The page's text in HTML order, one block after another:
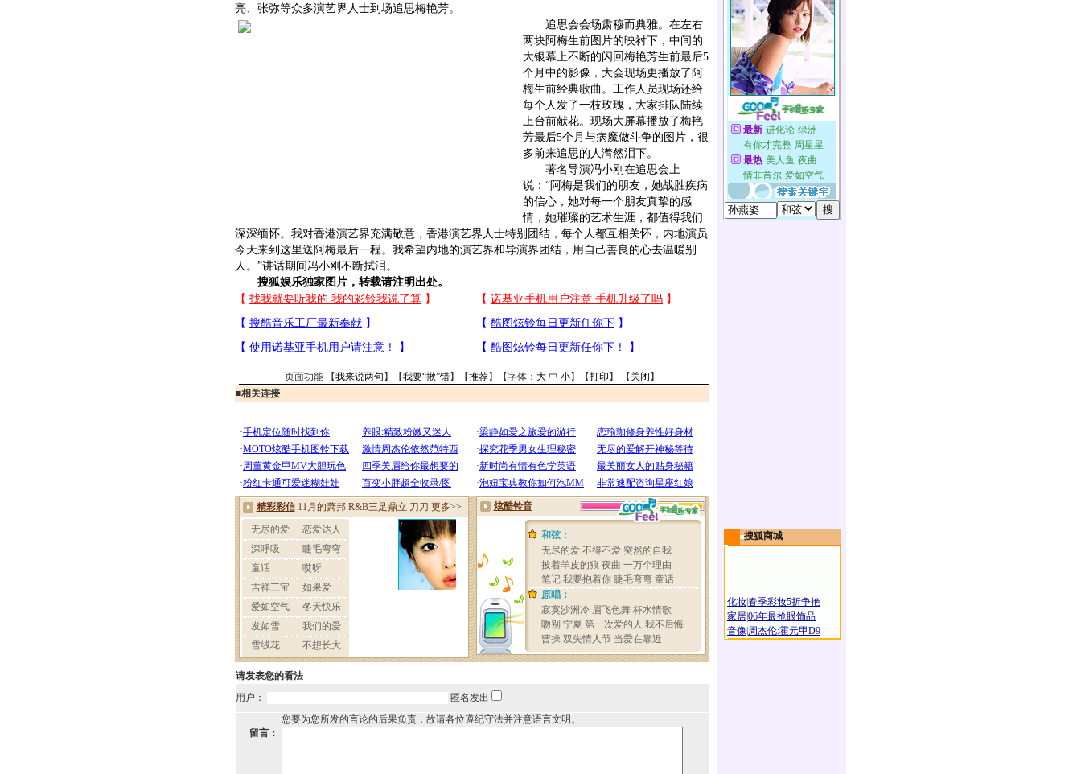
亮、张弥等众多演艺界人士到场追思梅艳芳。
追思会会场肃穆而典雅。在左右
两块阿梅生前图片的映衬下，中间的
大银幕上不断的闪回梅艳芳生前最后5
个月中的影像，大会现场更播放了阿
梅生前经典歌曲。工作人员现场还给
每个人发了一枝玫瑰，大家排队陆续
上台前献花。现场大屏幕播放了梅艳
芳最后5个月与病魔做斗争的图片，很
多前来追思的人潸然泪下。
著名导演冯小刚在追思会上
说：“阿梅是我们的朋友，她战胜疾病
的信心，她对每一个朋友真挚的感
情，她璀璨的艺术生涯，都值得我们
深深缅怀。我对香港演艺界充满敬意，香港演艺界人士特别团结，每个人都互相关怀，内地演员
今天来到这里送阿梅最后一程。我希望内地的演艺界和导演界团结，用自己善良的心去温暖别
人。”讲话期间冯小刚不断拭泪。
搜狐娱乐独家图片，转载请注明出处。
页面功能 【我来说两句 】【我要“揪”错】【推荐】【字体： 大 中 小】【打印 】 【 关闭 】
■相关连接
请发表您的看法
用户：
匿名发出
您要为您所发的言论的后果负责，故请各位遵纪守法并注意语言文明。
留言：
搜狐商城
化妆春季彩妆5折争艳
家居06年最抢眼饰品
音像 周杰伦:霍元甲D9